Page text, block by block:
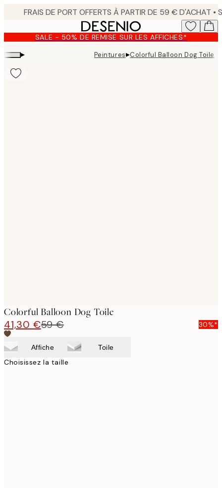
content.SALE - 50% DE REMISE SUR LES AFFICHES*
▸ Peintures▸Colorful Balloon Dog Toile
Colorful Balloon Dog Toile
41,30 €59 € 30%*
Affiche Toile
Choisissez la taille